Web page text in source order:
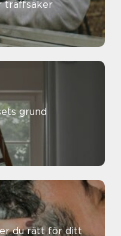
träffsäker